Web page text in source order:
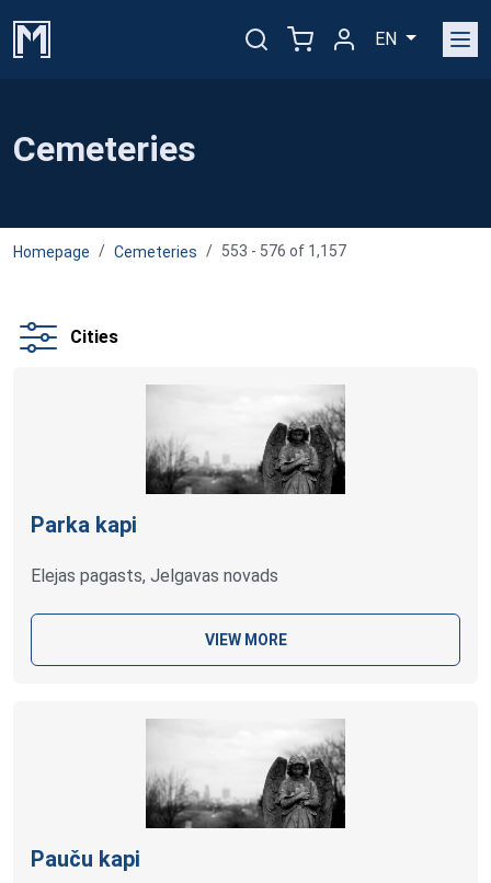
EN
Cemeteries
Homepage Cemeteries 553 - 576 of 1,157
Cities
Parka kapi
Elejas pagasts, Jelgavas novads
VIEW MORE
Pauču kapi